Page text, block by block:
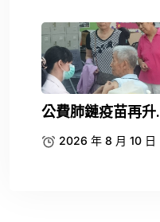
公費肺鏈疫苗再升.
2026 年 8 月 10 日